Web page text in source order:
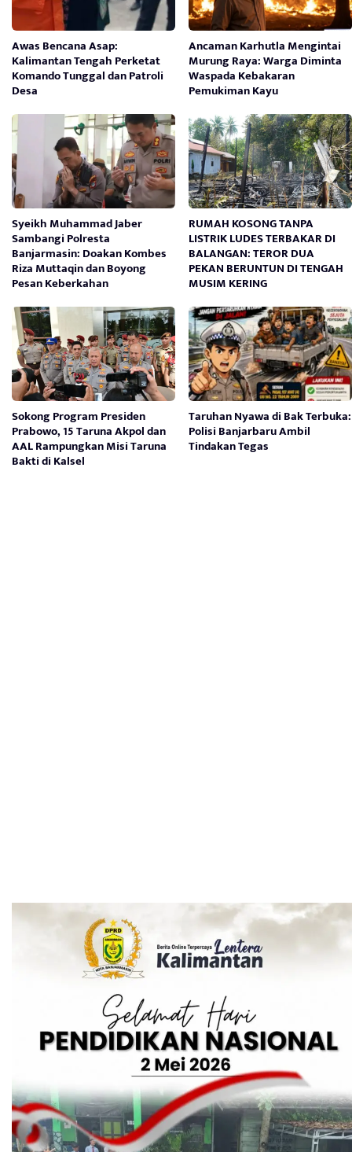
Awas Bencana Asap:
Kalimantan Tengah Perketat
Komando Tunggal dan Patroli
Desa
Ancaman Karhutla Mengintai
Murung Raya: Warga Diminta
Waspada Kebakaran
Pemukiman Kayu
Syeikh Muhammad Jaber
Sambangi Polresta
Banjarmasin: Doakan Kombes
Riza Muttaqin dan Boyong
Pesan Keberkahan
RUMAH KOSONG TANPA
LISTRIK LUDES TERBAKAR DI
BALANGAN: TEROR DUA
PEKAN BERUNTUN DI TENGAH
MUSIM KERING
Sokong Program Presiden
Prabowo, 15 Taruna Akpol dan
AAL Rampungkan Misi Taruna
Bakti di Kalsel
Taruhan Nyawa di Bak Terbuka:
Polisi Banjarbaru Ambil
Tindakan Tegas